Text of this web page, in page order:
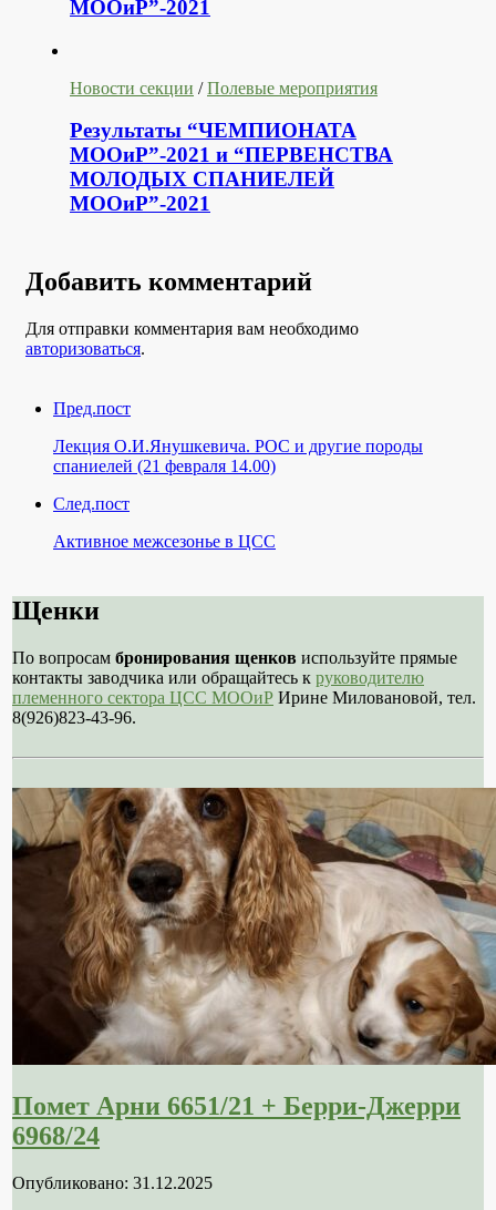
МООиР”-2021
Новости секции /Полевые мероприятия
Результаты “ЧЕМПИОНАТА
МООиР”-2021 и “ПЕРВЕНСТВА
МОЛОДЫХ СПАНИЕЛЕЙ
МООиР”-2021
Добавить комментарий
Для отправки комментария вам необходимо
авторизоваться.
Пред.пост
Лекция О.И.Янушкевича. РОС и другие породы
спаниелей (21 февраля 14.00)
След.пост
Активное межсезонье в ЦСС
Щенки
По вопросам бронирования щенков используйте прямые
контакты заводчика или обращайтесь к руководителю
племенного сектора ЦСС МООиР Ирине Миловановой, тел.
8(926)823-43-96.
Помет Арни 6651/21 + Берри-Джерри
6968/24
Опубликовано: 31.12.2025